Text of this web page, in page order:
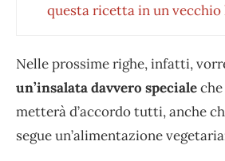
questa ricetta in un
Nelle prossime righe, infatti,
un’insalata davvero speciale
metterà d’accordo tutti, anche
segue un’alimentazione